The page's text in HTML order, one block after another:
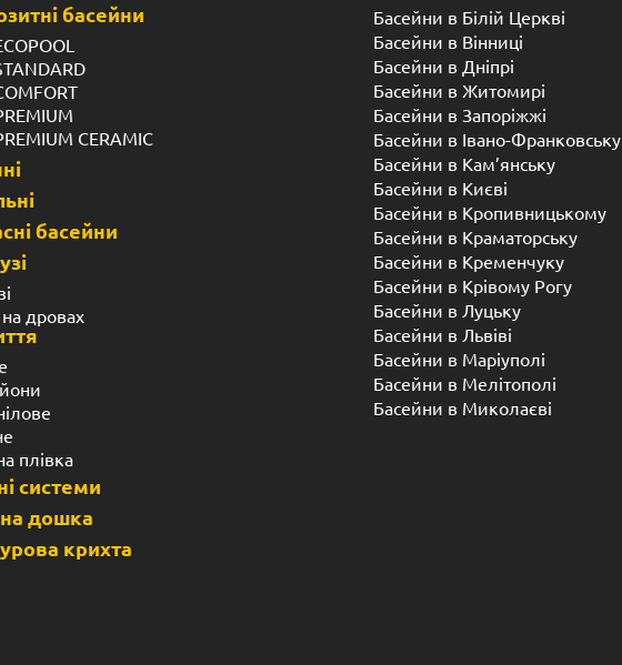
басейни
CERAMIC
басейни
на дровах
плівка
системи
дошка
крихта
Басейни в Білій Церкві
Басейни в Вінниці
Басейни в Дніпрі
Басейни в Житомирі
Басейни в Запоріжжі
Басейни в Івано-Франковську
Басейни в Кам’янську
Басейни в Києві
Басейни в Кропивницькому
Басейни в Краматорську
Басейни в Кременчуку
Басейни в Крівому Рогу
Басейни в Луцьку
Басейни в Львіві
Басейни в Маріуполі
Басейни в Мелітополі
Басейни в Миколаєві